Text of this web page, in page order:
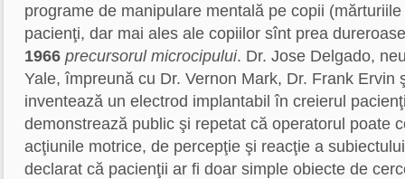
programe de manipulare mentală pe copii
pacienţi, dar mai ales ale copiilor sînt prea
1966 precursorul microcipului. Dr. Jose Delgado,
Yale, împreună cu Dr. Vernon Mark, Dr. Frank Ervin
inventează un electrod implantabil în creierul
demonstrează public şi repetat că operatorul poate
acţiunile motrice, de percepţie şi reacţie a
declarat că pacienţii ar fi doar simple obiecte de